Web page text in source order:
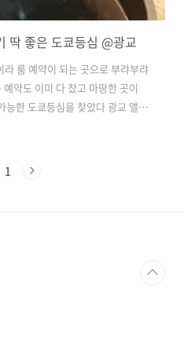
딱 좋은 도쿄등심 @광교
룸 예약이 되는 곳으로 부랴부랴
약도 이미 다 찼고 마땅한 곳이
능한 도쿄등심을 찾았다 광교 앨리
을 때 아가가 있는 가족단위가 참
너무 만족하셔서 나까지 기분이
1